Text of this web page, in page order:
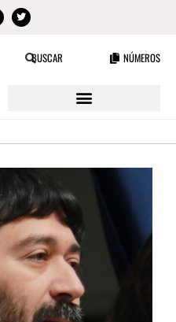
BUSCAR NÚMEROS